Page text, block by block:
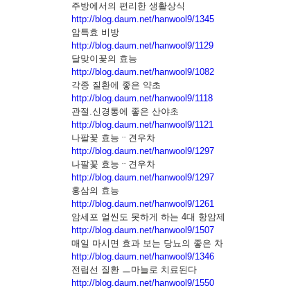
주방에서의 편리한 생활상식
http://blog.daum.net/hanwool9/1345
암특효 비방
http://blog.daum.net/hanwool9/1129
달맞이꽃의 효능
http://blog.daum.net/hanwool9/1082
각종 질환에 좋은 약초
http://blog.daum.net/hanwool9/1118
관절.신경통에 좋은 산야초
http://blog.daum.net/hanwool9/1121
나팔꽃 효능ᆢ견우차
http://blog.daum.net/hanwool9/1297
나팔꽃 효능ᆢ견우차
http://blog.daum.net/hanwool9/1297
홍삼의 효능
http://blog.daum.net/hanwool9/1261
암세포 얼씬도 못하게 하는 4대 항암제
http://blog.daum.net/hanwool9/1507
매일 마시면 효과 보는 당뇨의 좋은 차
http://blog.daum.net/hanwool9/1346
전립선 질환 ㅡ마늘로 치료된다
http://blog.daum.net/hanwool9/1550